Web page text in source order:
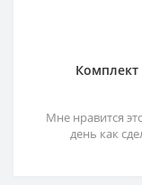
Мне нравится
день как